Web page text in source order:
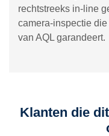
rechtstreeks in-line
camera-inspectie
van AQL garandeert.
Klanten die